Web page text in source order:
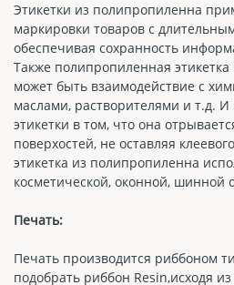
Этикетки из полипропиленна
маркировки товаров с
обеспечивая сохранность
Также полипропиленная этикетка
может быть взаимодействие с
маслами, растворителями и т.д.
этикетки в том, что она
поверхостей, не оставляя
этикетка из полипропиленна
косметической, оконной, шинной
Печать:
Печать производится риббоном
подобрать риббон Resin,исходя